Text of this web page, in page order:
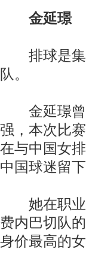
金延璟
排球是集
队。
金延璟曾
强，本次比
在与中国女
中国球迷留
她在职业
费内巴切队
身价最高的